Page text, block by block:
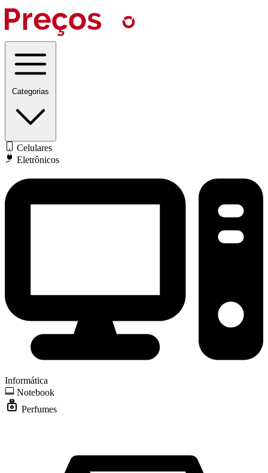
Categorias
Celulares
Eletrônicos
Informática
Notebook
Perfumes